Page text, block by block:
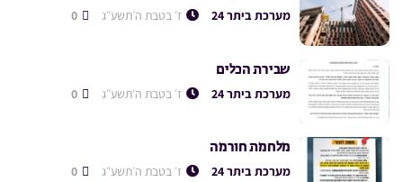
מערכת ביתר 24 ז׳ בטבת ה׳תשע״ג
שבירת הכלים
מערכת ביתר 24 ז׳ בטבת ה׳תשע״ג
מלחמת חורמה
מערכת ביתר 24 ז׳ בטבת ה׳תשע״ג